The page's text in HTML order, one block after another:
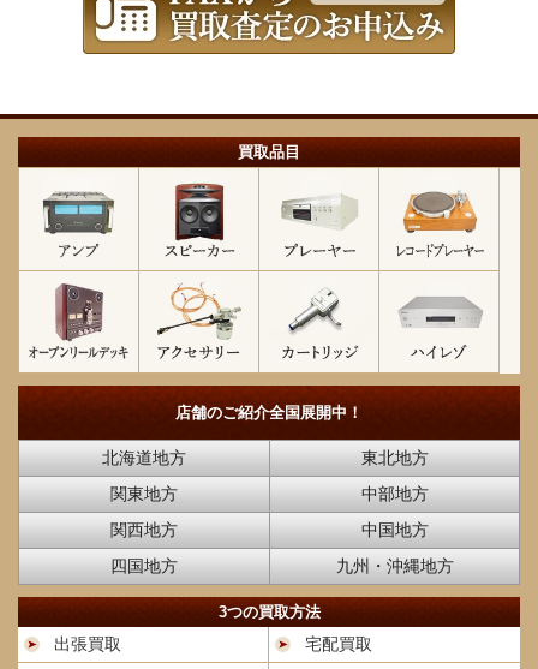
買取品目
店舗のご紹介全国展開中！
北海道地方
東北地方
関東地方
中部地方
関西地方
中国地方
四国地方
九州・沖縄地方
3つの買取方法
出張買取
宅配買取